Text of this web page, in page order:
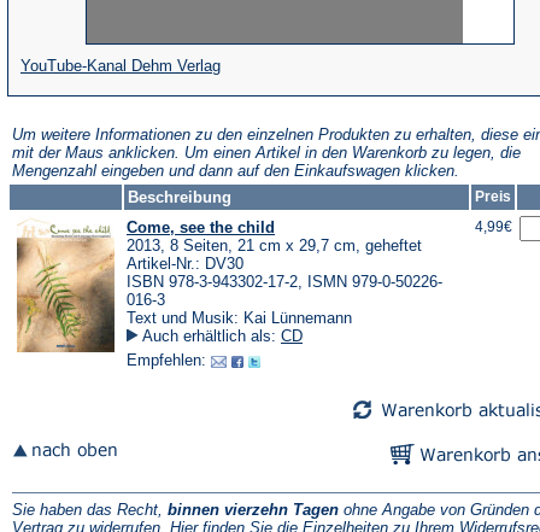
YouTube-Kanal Dehm Verlag(Öffnet
in
einem
neuen
Tab)
Um weitere Informationen zu den einzelnen Produkten zu erhalten, diese
mit der Maus anklicken. Um einen Artikel in den Warenkorb zu legen, die
Mengenzahl eingeben und dann auf den Einkaufswagen klicken.
Beschreibung
Preis
Come, see the child
2013, 8 Seiten, 21 cm x 29,7 cm, geheftet
Artikel-Nr.: DV30
ISBN 978-3-943302-17-2, ISMN 979-0-50226-
016-3
Text und Musik: Kai Lünnemann
Auch erhältlich als: CD
Empfehlen:
4,99€
Sie haben das Recht, binnen vierzehn Tagen ohne Angabe von Gründen
Vertrag zu widerrufen. Hier finden Sie die Einzelheiten zu Ihrem